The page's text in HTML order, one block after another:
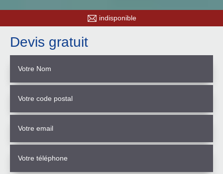
indisponible
Devis gratuit